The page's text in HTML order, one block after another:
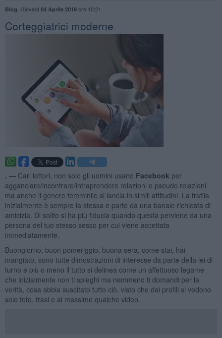
Blog Giovedì 04 Aprile 2019ore 10:21
Corteggiatrici moderne
. — Cari lettori, non solo gli uomini usano Facebook per
agganciare/incontrare/intraprendere relazioni o pseudo relazioni
ma anche il genere femminile si lancia in simili attitudini. La trafila
inizialmente è sempre la stessa e parte da una banale richiesta di
amicizia. Di solito si ha più fiducia quando questa perviene da una
persona del tuo stesso sesso per cui viene accettata
immediatamente.
Buongiorno, buon pomeriggio, buona sera, come stai, hai
mangiato, sono tutte dimostrazioni di interesse da parte della lei di
turno e più o meno il tutto si delinea come un affettuoso legame
che inizialmente non ti spieghi ma nemmeno ti domandi per la
verità, cosa abbia suscitato tutto ciò, visto che dai profili si vedono
solo foto, frasi e al massimo qualche video.